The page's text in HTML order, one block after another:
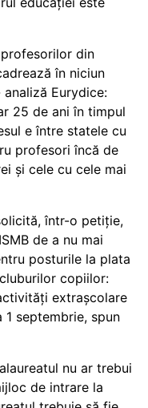
din
în niciun
Eurydice:
25 de ani în timpul
e între statele cu
profesori încă de
și cele cu cele mai
într-o petiție,
de a nu mai
posturile la plata
copiilor:
extrașcolare
septembrie, spun
nu ar trebui
de intrare la